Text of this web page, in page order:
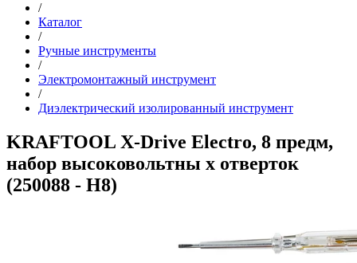
/
Каталог
/
Ручные инструменты
/
Электромонтажный инструмент
/
Диэлектрический изолированный инструмент
KRAFTOOL Х-Drive Electro, 8 предм,
набор высоковольтны х отверток
(250088 - H8)